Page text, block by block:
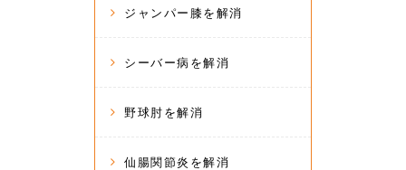
ジャンパー膝を解消
シーバー病を解消
野球肘を解消
仙腸関節炎を解消